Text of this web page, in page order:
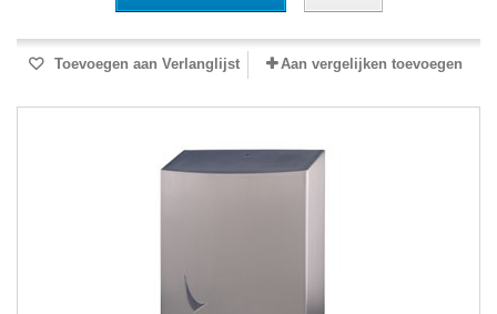
Toevoegen aan Verlanglijst Aan vergelijken toevoegen